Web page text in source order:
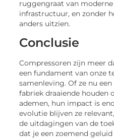
ruggengraat van
infrastructuur, en zonder
anders uitzien.
Conclusie
Compressoren zijn meer
een fundament van onze
samenleving. Of ze nu
fabriek draaiende houden
ademen, hun impact is
evolutie blijven ze
de uitdagingen van de
dat je een zoemend